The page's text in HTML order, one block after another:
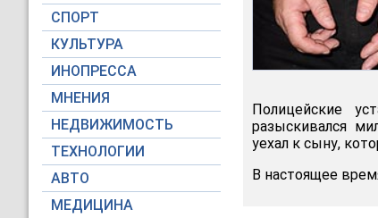
СПОРТ
КУЛЬТУРА
ИНОПРЕССА
МНЕНИЯ
НЕДВИЖИМОСТЬ
ТЕХНОЛОГИИ
АВТО
МЕДИЦИНА
Полицейские
разыскивался
уехал к сыну,
В настоящее